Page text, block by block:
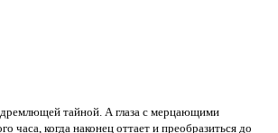
дремлющей тайной. А глаза с мерцающими
когда наконец оттает и преобразиться до